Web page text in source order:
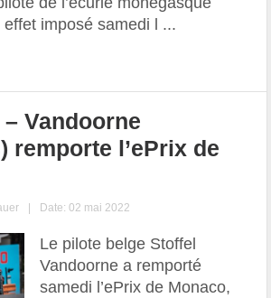
effet imposé samedi l ...
Vandoorne
remporte l’ePrix de
| Date: 02 mai 2022
Le pilote belge Stoffel
Vandoorne a remporté
samedi l’ePrix de Monaco,